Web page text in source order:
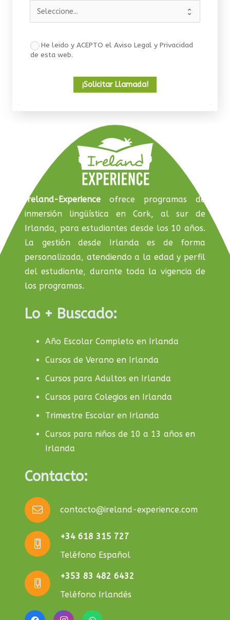
He leido y ACEPTO el Aviso Legal y Privacidad
de esta web.
¡Solicitar Llamada!
Ireland-Experience ofrece programas de
inmersión lingüística en Cork, al sur de
Irlanda, para estudiantes desde los 10 años.
La gestión desde Irlanda es de forma
personalizada, atendiendo a la edad y perfil
del estudiante, durante toda la vigencia de
los programas.
Lo + Buscado:
Año Escolar Completo en Irlanda
Cursos de Verano en Irlanda
Cursos para Adultos en Irlanda
Cursos para Colegios en Irlanda
Trimestre Escolar en Irlanda
Cursos para niños de 10 a 13 años en
Irlanda
Contacto:
contacto@ireland-experience.com
+34 618 315 727
Teléfono Español
+353 83 482 6432
Teléfono Irlandés